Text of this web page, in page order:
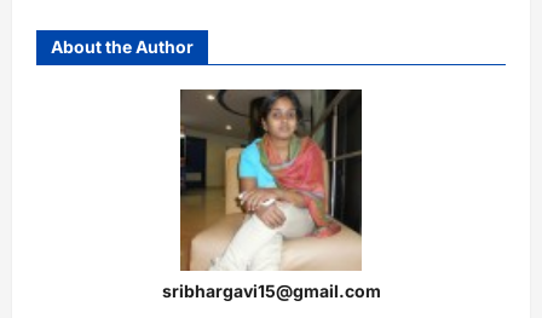
About the Author
sribhargavi15@gmail.com